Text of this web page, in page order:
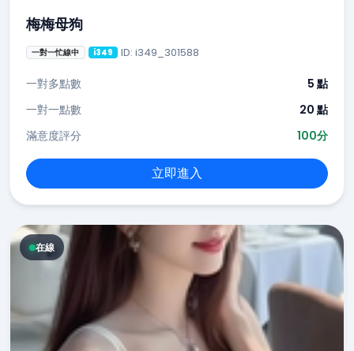
梅梅母狗
一對一忙線中 i349 ID: i349_301588
一對多點數
5 點
一對一點數
20 點
滿意度評分
100分
立即進入
在線